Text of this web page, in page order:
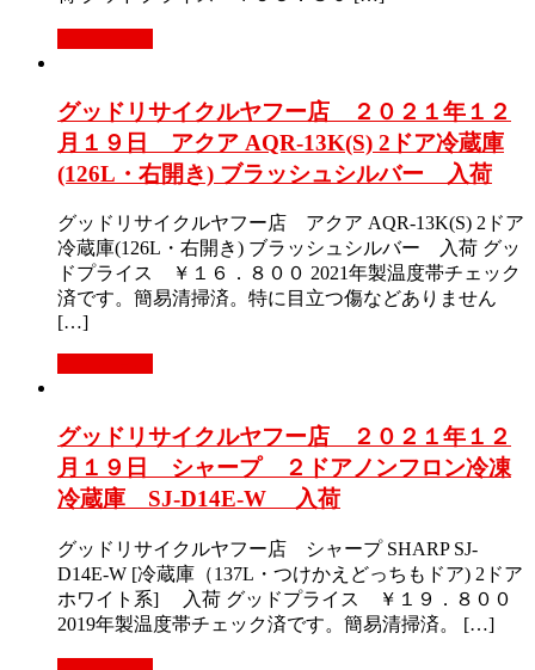
グッドリサイクルヤフー店 ２０２１年１２
月１９日 アクア AQR-13K(S) 2ドア冷蔵庫
(126L・右開き) ブラッシュシルバー 入荷
グッドリサイクルヤフー店 アクア AQR-13K(S) 2ドア
冷蔵庫(126L・右開き) ブラッシュシルバー 入荷 グッ
ドプライス ￥１６．８００ 2021年製温度帯チェック
済です。簡易清掃済。特に目立つ傷などありません
[…]
グッドリサイクルヤフー店 ２０２１年１２
月１９日 シャープ ２ドアノンフロン冷凍
冷蔵庫 SJ-D14E-W 入荷
グッドリサイクルヤフー店 シャープ SHARP SJ-
D14E-W [冷蔵庫（137L・つけかえどっちもドア) 2ドア
ホワイト系] 入荷 グッドプライス ￥１９．８００
2019年製温度帯チェック済です。簡易清掃済。 […]